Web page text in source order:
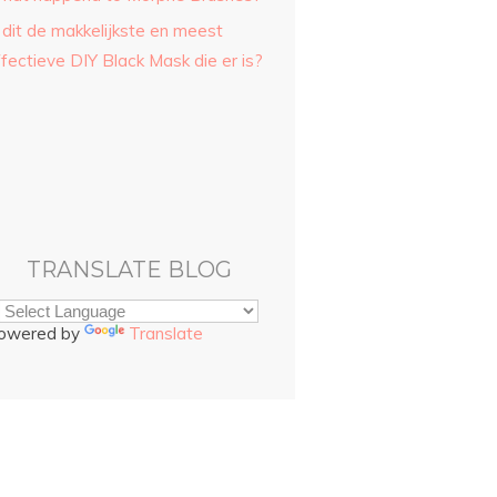
dit de makkelijkste en meest
DIY Black Mask die er is?
TRANSLATE BLOG
by Translate